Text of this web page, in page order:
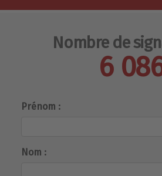
Nombre de
6
Prénom :
Nom :